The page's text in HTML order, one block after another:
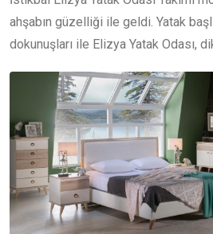
ahşabın güzelliği ile geldi. Yatak
dokunuşları ile Elizya Yatak Odası,